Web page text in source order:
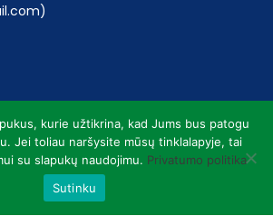
kurie užtikrina, kad Jums bus patogu
Jei toliau naršysite mūsų tinklalapyje, tai
su slapukų naudojimu. Privatumo politika
Sutinku